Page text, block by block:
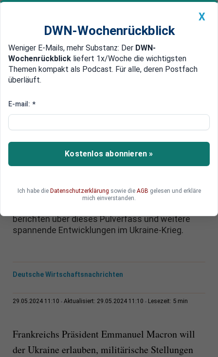
Newsticker MEIN DWN: Geldanlage Premium
Edelmetalle DWN-Magazin China
Ukraine-Krieg: Macron will
Russland erlauben - Putin droht
mit ernsten Konsequenzen
dürfen. Trotz schärfster Warnungen aus Moskau
berichten über dieses Pulverfass und weitere
spannende Entwicklungen im Ukraine-Krieg.
Deutsche Wirtschaftsnachrichten
29.05.2024 11:10 Aktualisiert: 29.05.2024 11:10 Lesezeit: 5 min
Frankreichs Präsident Emmanuel Macron will
der Ukraine erlauben, militärische Stellungen
X
DWN-Wochenrückblick
Weniger E-Mails, mehr Substanz: Der DWN-
Wochenrückblick liefert 1x/Woche die wichtigsten
Themen kompakt als Podcast. Für alle, deren Postfach
überläuft.
E-mail: *
Kostenlos abonnieren »
Ich habe die Datenschutzerklärung sowie die AGB gelesen und erkläre
mich einverstanden.